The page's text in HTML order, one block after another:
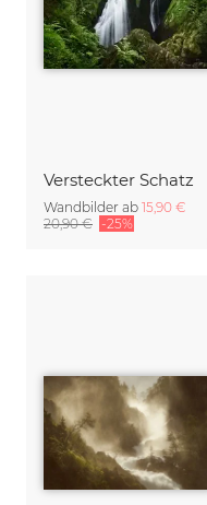
Versteckter Schatz
Wandbilder ab 15,90 €
20,90 € -25%